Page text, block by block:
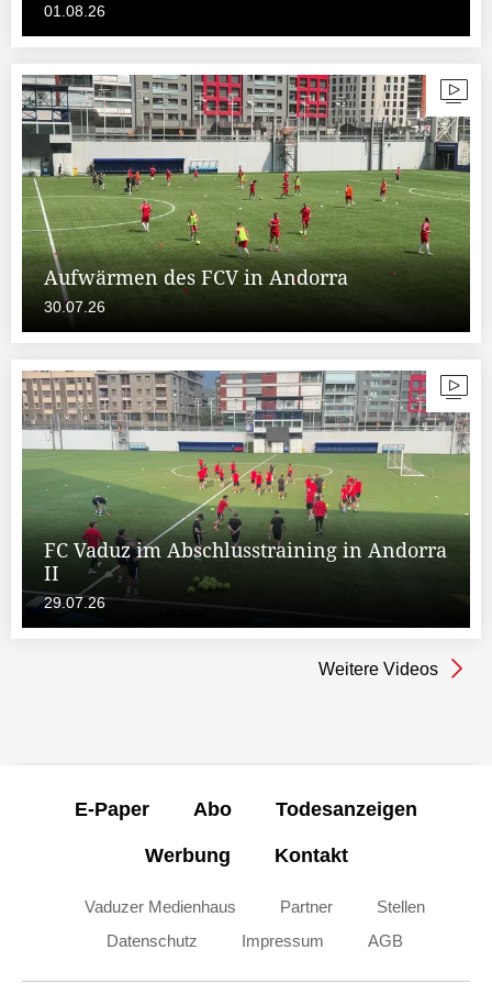
01.08.26
Aufwärmen des FCV in Andorra
30.07.26
FC Vaduz im Abschlusstraining in Andorra
II
29.07.26
Weitere Videos
E-Paper Abo Todesanzeigen
Werbung Kontakt
Vaduzer Medienhaus Partner
Stellen
Datenschutz
Impressum AGB